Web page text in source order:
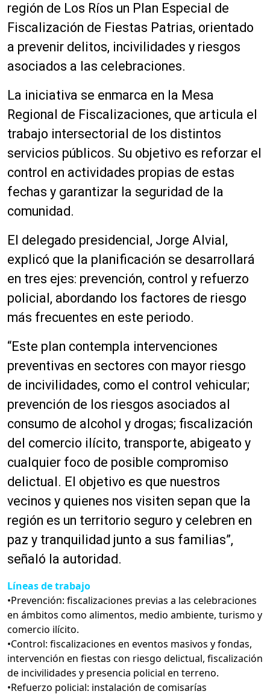
región de Los Ríos un Plan Especial de
Fiscalización de Fiestas Patrias, orientado
a prevenir delitos, incivilidades y riesgos
asociados a las celebraciones.
La iniciativa se enmarca en la Mesa
Regional de Fiscalizaciones, que articula el
trabajo intersectorial de los distintos
servicios públicos. Su objetivo es reforzar el
control en actividades propias de estas
fechas y garantizar la seguridad de la
comunidad.
El delegado presidencial, Jorge Alvial,
explicó que la planificación se desarrollará
en tres ejes: prevención, control y refuerzo
policial, abordando los factores de riesgo
más frecuentes en este periodo.
“Este plan contempla intervenciones
preventivas en sectores con mayor riesgo
de incivilidades, como el control vehicular;
prevención de los riesgos asociados al
consumo de alcohol y drogas; fiscalización
del comercio ilícito, transporte, abigeato y
cualquier foco de posible compromiso
delictual. El objetivo es que nuestros
vecinos y quienes nos visiten sepan que la
región es un territorio seguro y celebren en
paz y tranquilidad junto a sus familias”,
señaló la autoridad.
Líneas de trabajo
•Prevención: fiscalizaciones previas a las celebraciones
en ámbitos como alimentos, medio ambiente, turismo y
comercio ilícito.
•Control: fiscalizaciones en eventos masivos y fondas,
intervención en fiestas con riesgo delictual, fiscalización
de incivilidades y presencia policial en terreno.
•Refuerzo policial: instalación de comisarías